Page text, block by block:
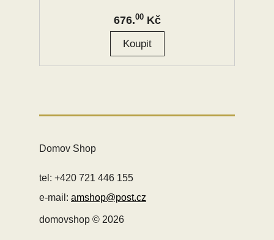
676.00Kč
Domov Shop
tel: +420 721 446 155
e-mail: amshop@post.cz
domovshop © 2026